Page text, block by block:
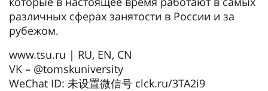
различных сферах занятости в России и за
рубежом.
www.tsu.ru | RU, EN, CN
VK – @tomskuniversity
WeChat ID: 未设置微信号 clck.ru/3TA2i9